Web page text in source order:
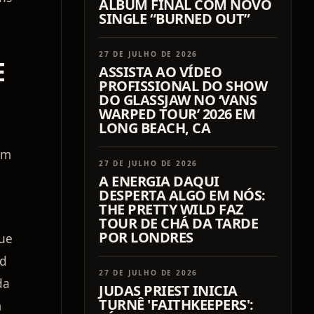
ÁLBUM FINAL COM NOVO
SINGLE “BURNED OUT”
27 DE JULHO DE 2026
ASSISTA AO VÍDEO
PROFISSIONAL DO SHOW
DO GLASSJAW NO ‘VANS
WARPED TOUR’ 2026 EM
LONG BEACH, CA
27 DE JULHO DE 2026
A ENERGIA DAQUI
DESPERTA ALGO EM NÓS:
THE PRETTY WILD FAZ
TOUR DE CHÁ DA TARDE
POR LONDRES
27 DE JULHO DE 2026
JUDAS PRIEST INICIA
TURNÊ 'FAITHKEEPERS':